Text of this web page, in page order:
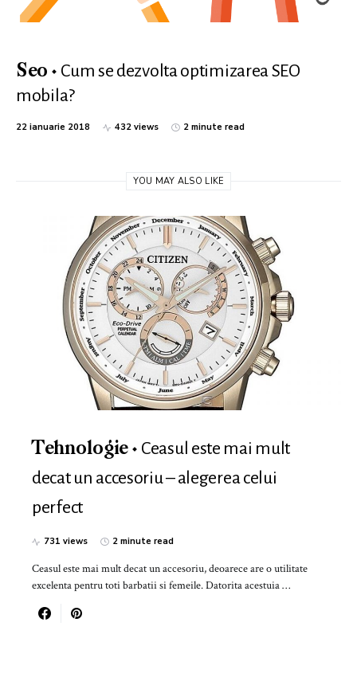
Seo
Cum se dezvolta optimizarea SEO
mobila?
22 ianuarie 2018 432 views 2 minute read
YOU MAY ALSO LIKE
Tehnologie
Ceasul este mai mult
decat un accesoriu – alegerea celui
perfect
731 views 2 minute read
Ceasul este mai mult decat un accesoriu, deoarece are o utilitate
excelenta pentru toti barbatii si femeile. Datorita acestuia …